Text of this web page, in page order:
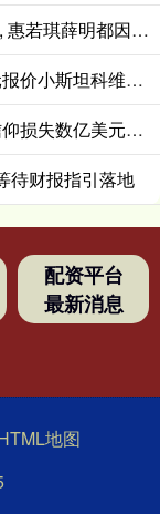
牛8速配 李盈莹心脏手术职业前景不明, 惠若琪薛明都因此退役, 女排需朱婷回归
万联证券 米体: 布伦特福德4000万欧元报价小斯坦科维奇, 被国米拒绝
顶级配资 杰伦·布朗: 难以想象欧文为信仰损失数亿美元并被耐克解约有多难
待财报指引落地
配资平台
最新消息
地图